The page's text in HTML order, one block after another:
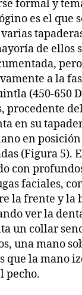
formal y
es el que
de ellos
a la
(450-650
procedente
en su
en
(Figura 5).
con
faciales,
la frente y la
ver la
un collar
una mano
que la mano
pecho.